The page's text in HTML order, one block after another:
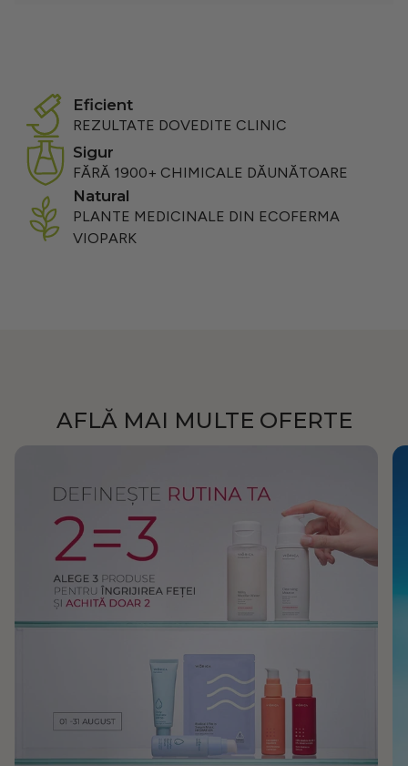
eficient
REZULTATE DOVEDITE CLINIC
sigur
FĂRĂ 1900+ CHIMICALE DĂUNĂTOARE
natural
PLANTE MEDICINALE DIN ECOFERMA
VIOPARK
AFLĂ MAI MULTE OFERTE